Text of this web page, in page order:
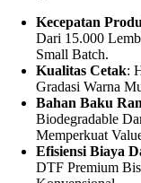
Kecepatan
Dari 15.000
Small Batch.
Kualitas Cetak:
Gradasi Warna
Bahan Baku
Biodegradable
Memperkuat
Efisiensi Biaya
DTF Premium